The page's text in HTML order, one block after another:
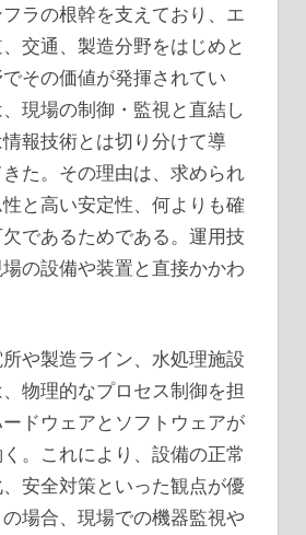
ラの根幹を支えており、エ
交通、製造分野をはじめと
その価値が発揮されてい
現場の制御・監視と直結し
報技術とは切り分けて導
た。その理由は、求められ
と高い安定性、何よりも確
であるためである。運用技
の設備や装置と直接かかわ
や製造ライン、水処理施設
物理的なプロセス制御を担
ドウェアとソフトウェアが
。これにより、設備の正常
安全対策といった観点が優
場合、現場での機器監視や